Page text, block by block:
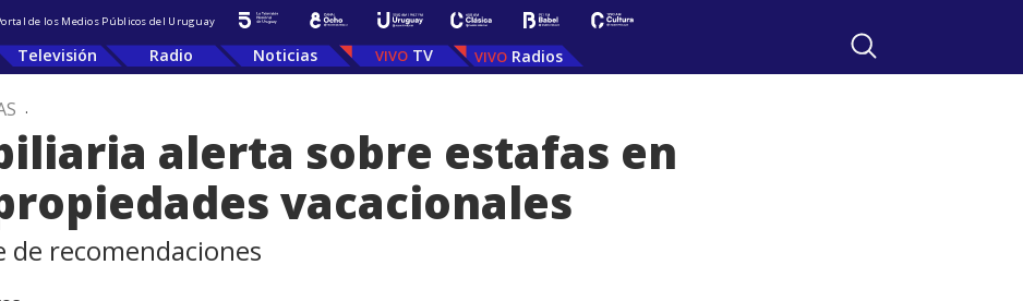
de los Medios Públicos del Uruguay
Televisión Radio Noticias TV Radios
.
alerta sobre estafas en
vacacionales
de recomendaciones